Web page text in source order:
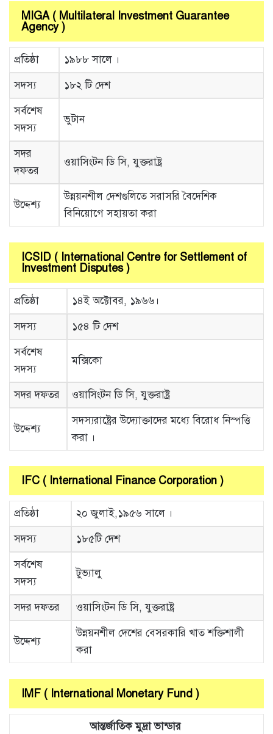
MIGA ( Multilateral Investment Guarantee
Agency )
প্রতিষ্ঠা
১৯৮৮ সালে ।
সদস্য
১৮২ টি দেশ
সর্বশেষ
সদস্য
ভুটান
সদর
দফতর
ওয়াসিংটন ডি সি, যুক্তরাষ্ট্র
উদ্দেশ্য
উন্নয়নশীল দেশগুলিতে সরাসরি বৈদেশিক
বিনিয়োগে সহায়তা করা
ICSID ( International Centre for Settlement of
Investment Disputes )
প্রতিষ্ঠা
১৪ই অক্টোবর, ১৯৬৬।
সদস্য
১৫৪ টি দেশ
সর্বশেষ
সদস্য
মক্সিকো
সদর দফতর ওয়াসিংটন ডি সি, যুক্তরাষ্ট্র
উদ্দেশ্য
সদস্যরাষ্ট্রের উদ্যোক্তাদের মধ্যে বিরোধ নিস্পত্তি
করা ।
IFC ( International Finance Corporation )
প্রতিষ্ঠা
২০ জুলাই,১৯৫৬ সালে ।
সদস্য
১৮৫টি দেশ
সর্বশেষ
সদস্য
টুভ্যালু
সদর দফতর ওয়াসিংটন ডি সি, যুক্তরাষ্ট্র
উদ্দেশ্য
উন্নয়নশীল দেশের বেসরকারি খাত শক্তিশালী
করা
IMF ( International Monetary Fund )
আন্তর্জাতিক মুদ্রা ভান্ডার